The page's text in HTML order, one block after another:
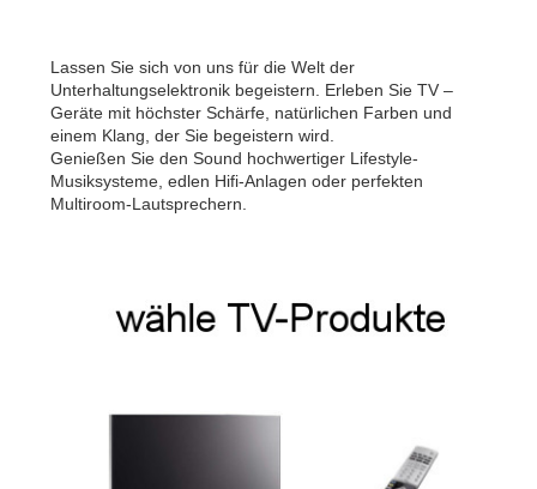
Lassen Sie sich von uns für die Welt der
Unterhaltungselektronik begeistern. Erleben Sie TV –
Geräte mit höchster Schärfe, natürlichen Farben und
einem Klang, der Sie begeistern wird.
Genießen Sie den Sound hochwertiger Lifestyle-
Musiksysteme, edlen Hifi-Anlagen oder perfekten
Multiroom-Lautsprechern.